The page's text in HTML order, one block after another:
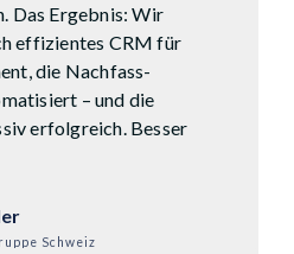
Das Ergebnis: Wir
effizientes CRM für
die Nachfass-
– und die
erfolgreich. Besser
Schweiz